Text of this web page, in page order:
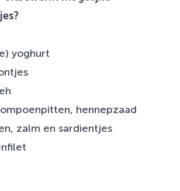
yoghurt
hennepzaad
zalm en sardientjes